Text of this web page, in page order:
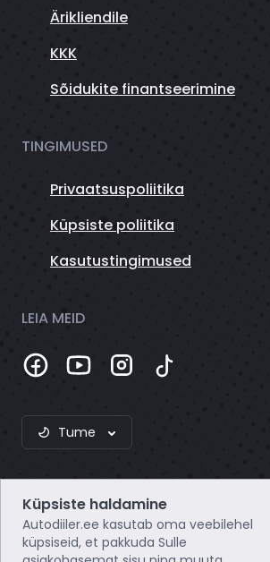
Ärikliendile
KKK
Sõidukite finantseerimine
TINGIMUSED
Privaatsuspoliitika
Küpsiste poliitika
Kasutustingimused
LEIA MEID
Tume
Küpsiste haldamine
Autodiiler.ee kasutab oma veebilehel
küpsiseid, et pakkuda Sulle